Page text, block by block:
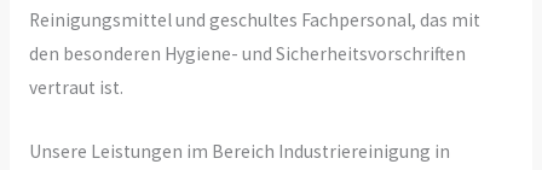
Reinigungsmittel und geschultes Fachpersonal, das mit
den besonderen Hygiene- und Sicherheitsvorschriften
vertraut ist.
Unsere Leistungen im Bereich Industriereinigung in